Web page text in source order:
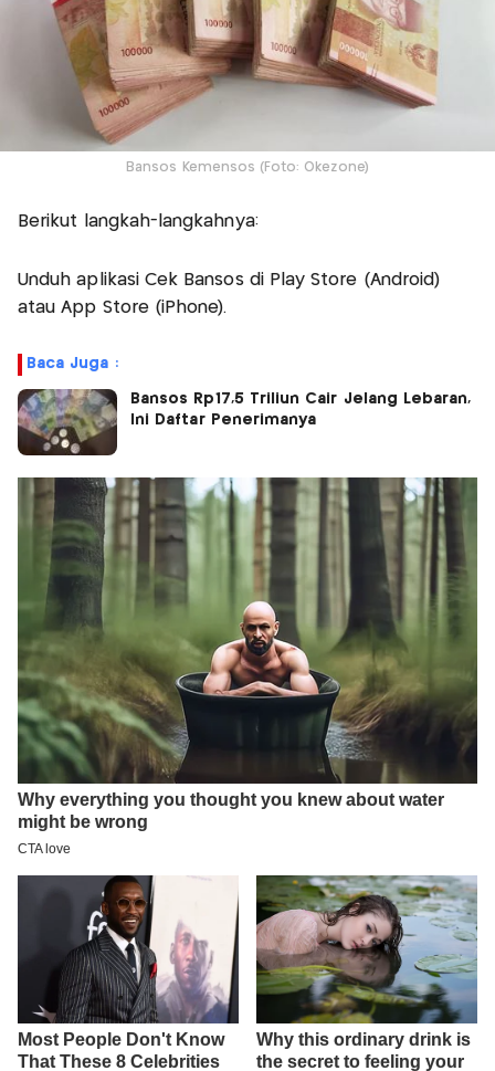
Bansos Kemensos (Foto: Okezone)
Berikut langkah-langkahnya:
Unduh aplikasi Cek Bansos di Play Store (Android)
atau App Store (iPhone).
Baca Juga :
Bansos Rp17,5 Triliun Cair Jelang Lebaran,
Ini Daftar Penerimanya